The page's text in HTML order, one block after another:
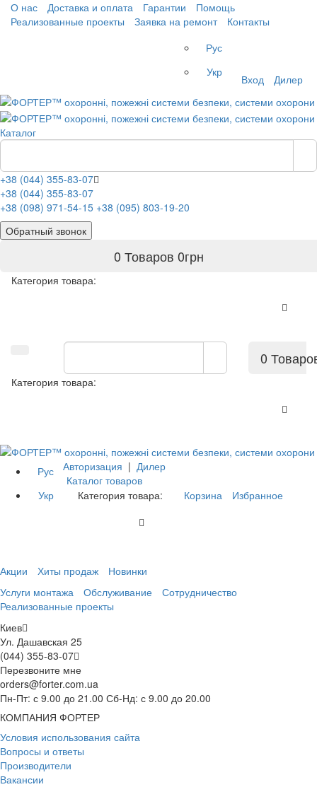
О нас Доставка и оплата Гарантии
Помощь
Реализованные проекты
Заявка на ремонт
Контакты
Рус
Укр
Вход Дилер
Каталог
+38 (044) 355-83-07
+38 (044) 355-83-07
+38 (098) 971-54-15 +38 (095) 803-19-20
Обратный звонок
0 Товаров 0грн
Категория товара:
0
Категория товара:
Рус
Укр
Авторизация | Дилер
Каталог товаров
Категория товара:
Корзина Избранное
Акции Хиты продаж
Новинки
Услуги монтажа
Обслуживание
Сотрудничество
Реализованные проекты
Киев
Ул. Дашавская 25
(044) 355-83-07
Перезвоните мне
orders@forter.com.ua
Пн-Пт: с 9.00 до 21.00 Сб-Нд: с 9.00 до 20.00
КОМПАНИЯ ФОРТЕР
Условия использования сайта
Вопросы и ответы
Производители
Вакансии